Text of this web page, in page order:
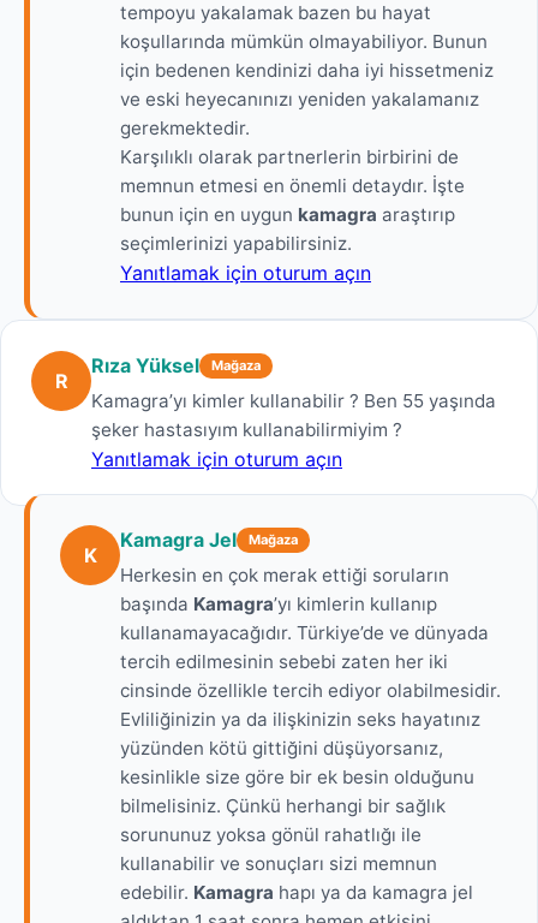
tempoyu yakalamak bazen bu hayat
koşullarında mümkün olmayabiliyor. Bunun
için bedenen kendinizi daha iyi hissetmeniz
ve eski heyecanınızı yeniden yakalamanız
gerekmektedir.
Karşılıklı olarak partnerlerin birbirini de
memnun etmesi en önemli detaydır. İşte
bunun için en uygun kamagra araştırıp
seçimlerinizi yapabilirsiniz.
Yanıtlamak için oturum açın
R
Rıza Yüksel Mağaza
Kamagra’yı kimler kullanabilir ? Ben 55 yaşında
şeker hastasıyım kullanabilirmiyim ?
Yanıtlamak için oturum açın
K
Kamagra Jel Mağaza
Herkesin en çok merak ettiği soruların
başında Kamagra’yı kimlerin kullanıp
kullanamayacağıdır. Türkiye’de ve dünyada
tercih edilmesinin sebebi zaten her iki
cinsinde özellikle tercih ediyor olabilmesidir.
Evliliğinizin ya da ilişkinizin seks hayatınız
yüzünden kötü gittiğini düşüyorsanız,
kesinlikle size göre bir ek besin olduğunu
bilmelisiniz. Çünkü herhangi bir sağlık
sorununuz yoksa gönül rahatlığı ile
kullanabilir ve sonuçları sizi memnun
edebilir. Kamagra hapı ya da kamagra jel